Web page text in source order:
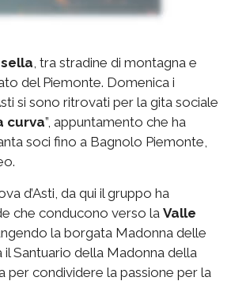
, tra stradine di montagna e
del Piemonte. Domenica i
si sono ritrovati per la gita sociale
curva”, appuntamento che ha
soci fino a Bagnolo Piemonte,
d’Asti, da qui il gruppo ha
che conducono verso la Valle
la borgata Madonna delle
Santuario della Madonna della
per condividere la passione per la